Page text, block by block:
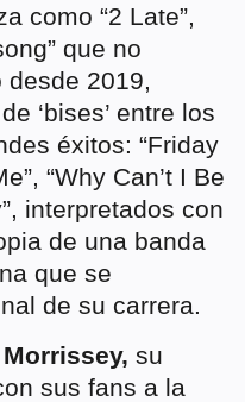
como “2 Late”,
que no
desde 2019,
‘bises’ entre los
éxitos: “Friday
“Why Can’t I Be
interpretados con
de una banda
que se
de su carrera.
Morrissey, su
sus fans a la